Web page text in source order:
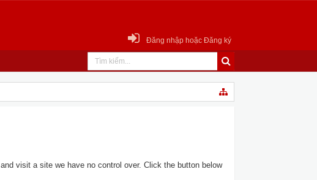
Đăng nhập hoặc Đăng ký
visit a site we have no control over. Click the button below